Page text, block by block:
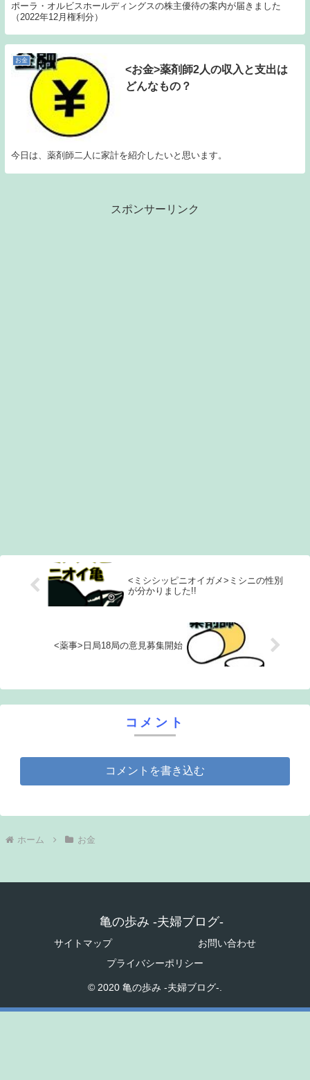
ポーラ・オルビスホールディングスの株主優待の案内が届きました
（2022年12月権利分）
お金
<お金>薬剤師2人の収入と支出は
どんなもの？
今日は、薬剤師二人に家計を紹介したいと思います。
スポンサーリンク
<ミシシッピニオイガメ>ミシニの性別
が分かりました!!
<薬事>日局18局の意見募集開始
コメント
コメントを書き込む
ホーム お金
亀の歩み -夫婦ブログ-
サイトマップ
お問い合わせ
プライバシーポリシー
© 2020 亀の歩み -夫婦ブログ-.